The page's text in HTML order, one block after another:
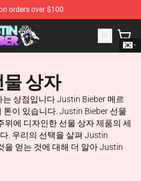
orders over $100
Justin Bieber Merchandise
상자
상점입니다 Justin Bieber 메르
톤이 있습니다. Justin Bieber 선물
에 디자인한 선물 상자 제품의 세
. 우리의 선택을 살펴 Justin
을 얻는 것에 대해 더 알아 Justin